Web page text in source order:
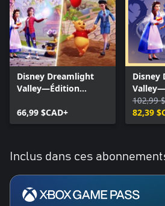
Disney Dreamlight
Valley—Édition
66,99 $CAD+
Disney
Ultime
102,99
82,39
Inclus dans ces